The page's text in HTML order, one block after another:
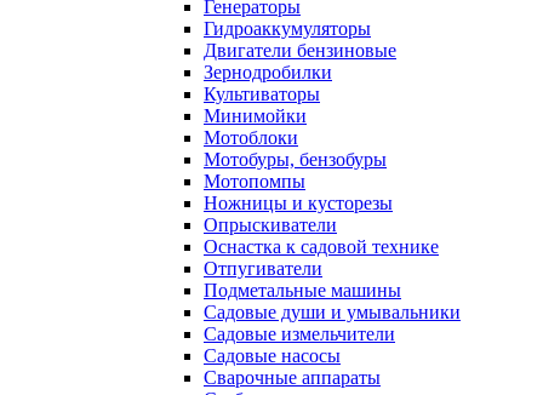
Генераторы
Гидроаккумуляторы
Двигатели бензиновые
Зернодробилки
Культиваторы
Минимойки
Мотоблоки
Мотобуры, бензобуры
Мотопомпы
Ножницы и кусторезы
Опрыскиватели
Оснастка к садовой технике
Отпугиватели
Подметальные машины
Садовые души и умывальники
Садовые измельчители
Садовые насосы
Сварочные аппараты